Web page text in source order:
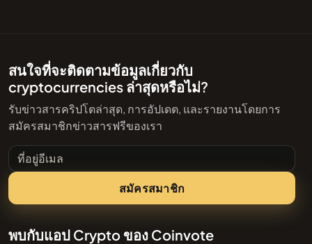
สนใจที่จะติดตามข้อมูลเกี่ยวกับ
cryptocurrencies ล่าสุดหรือไม่?
รับข่าวสารคริปโตล่าสุด, การอัปเดต, และรายงานโดยการ
สมัครสมาชิกข่าวสารฟรีของเรา
ที่อยู่อีเมล
สมัครสมาชิก
พบกับแอป Crypto ของ Coinvote